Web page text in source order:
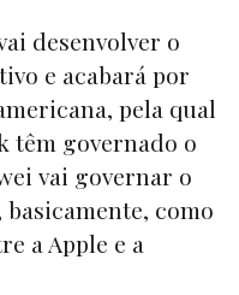
desenvolver o
e acabará por
pela qual
têm governado o
vai governar o
como
a Apple e a